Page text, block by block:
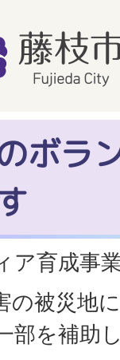
ボラ
ア育成事
の被災地
部を補助